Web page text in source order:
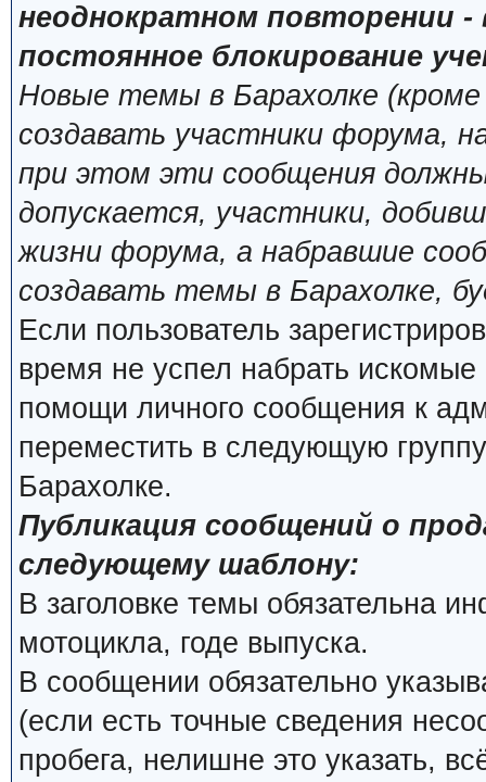
неоднократном повторении
постоянное блокирование
Новые темы в Барахолке
создавать участники форума,
при этом эти сообщения
допускается, участники,
жизни форума, а набравшие
создавать темы в Барахолке,
Если пользователь
время не успел набрать
помощи личного сообщения к
переместить в следующую
Барахолке.
Публикация сообщений о
следующему шаблону:
В заголовке темы обязательна
мотоцикла, годе выпуска.
В сообщении обязательно
(если есть точные сведения
пробега, нелишне это указать,